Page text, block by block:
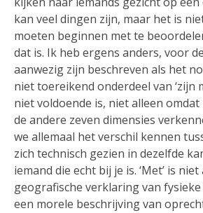
kan veel dingen zijn, maar het is
moeten beginnen met te
dat is. Ik heb ergens anders, voor
aanwezig zijn beschreven als het
niet toereikend onderdeel van ‘zijn
niet voldoende is, niet alleen
de andere zeven dimensies
we allemaal het verschil kennen
zich technisch gezien in dezelfde
iemand die echt bij je is. ‘Met’ is
geografische verklaring van
een morele beschrijving van